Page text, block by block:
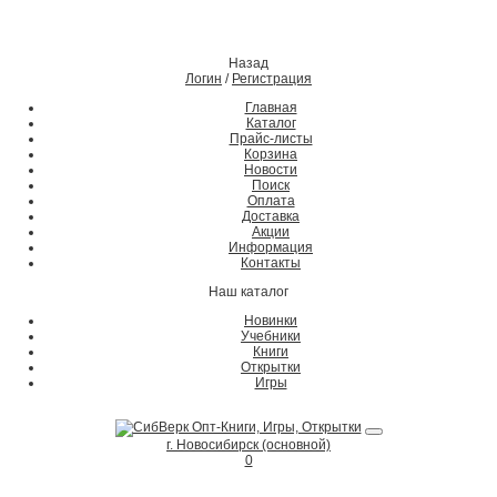
Назад
Логин / Регистрация
Главная
Каталог
Прайс-листы
Корзина
Новости
Поиск
Оплата
Доставка
Акции
Информация
Контакты
Наш каталог
Новинки
Учебники
Книги
Открытки
Игры
г. Новосибирск (основной)
0